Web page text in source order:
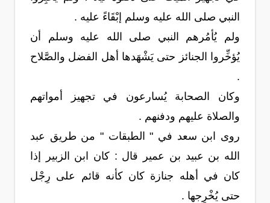
النبي صلى الله عليه وسلم إبْقَاءً عليه .
ولم يُأمُرهم النبي صلى الله عليه وسلم أن
يُؤخِّروا الجنائز حتى يَشْهَدها أهل الفضل والصَّلاح
.
وكان الصحابة يُسارعون في تجهيز أمواتهم
والصلاة عليهم ودفنهم .
روى ابن سعد في " الطبقات " من طريق عبد
الله بن عبيد بن عمير قال : كان ابن الزبير إذا
كان في أهله جنازة كان كأنه قائم على رِجْل
حتى يُخْرِجها .